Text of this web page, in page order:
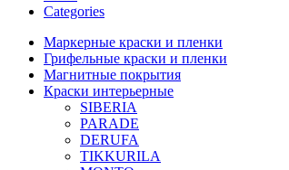
Categories
Маркерные краски и пленки
Грифельные краски и пленки
Магнитные покрытия
Краски интерьерные
SIBERIA
PARADE
DERUFA
TIKKURILA